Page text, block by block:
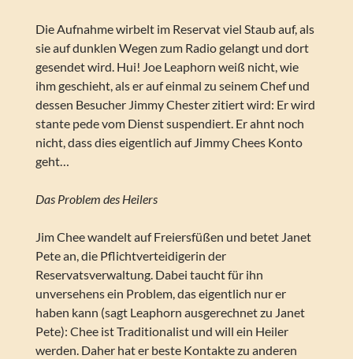
Die Aufnahme wirbelt im Reservat viel Staub auf, als
sie auf dunklen Wegen zum Radio gelangt und dort
gesendet wird. Hui! Joe Leaphorn weiß nicht, wie
ihm geschieht, als er auf einmal zu seinem Chef und
dessen Besucher Jimmy Chester zitiert wird: Er wird
stante pede vom Dienst suspendiert. Er ahnt noch
nicht, dass dies eigentlich auf Jimmy Chees Konto
geht…
Das Problem des Heilers
Jim Chee wandelt auf Freiersfüßen und betet Janet
Pete an, die Pflichtverteidigerin der
Reservatsverwaltung. Dabei taucht für ihn
unversehens ein Problem, das eigentlich nur er
haben kann (sagt Leaphorn ausgerechnet zu Janet
Pete): Chee ist Traditionalist und will ein Heiler
werden. Daher hat er beste Kontakte zu anderen